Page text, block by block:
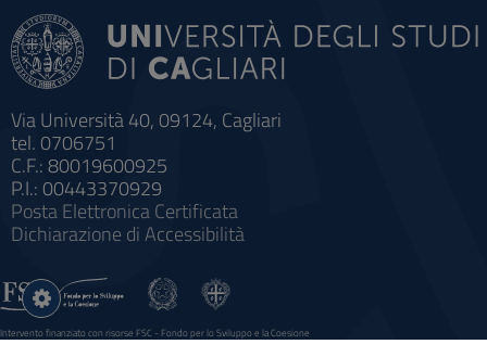
Via Università 40, 09124, Cagliari
tel. 0706751
C.F.: 80019600925
P.I.: 00443370929
Posta Elettronica Certificata
Dichiarazione di Accessibilità
Intervento finanziato con risorse FSC - Fondo per lo Sviluppo e la Coesione
Sistema informatico gestionale integrato a supporto della didattica e della ricerca e potenziamento dei servizi online
Impostazioni
cookie